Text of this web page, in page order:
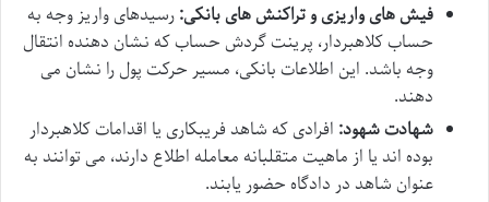
فیش های واریزی و تراکنش های بانکی:رسیدهای واریز وجه به
حساب کلاهبردار، پرینت گردش حساب که نشان دهنده انتقال
وجه باشد. این اطلاعات بانکی، مسیر حرکت پول را نشان می
دهند.
شهادت شهود: افرادی که شاهد فریبکاری یا اقدامات کلاهبردار
بوده اند یا از ماهیت متقلبانه معامله اطلاع دارند، می توانند به
عنوان شاهد در دادگاه حضور یابند.